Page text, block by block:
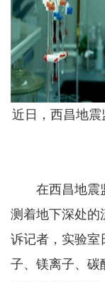
近日，西昌地
在西昌地震监
测着地下深处的
诉记者，实验室
子、镁离子、碳